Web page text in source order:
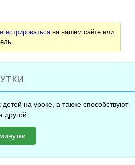
на нашем сайте или
на уроке, а также способствуют